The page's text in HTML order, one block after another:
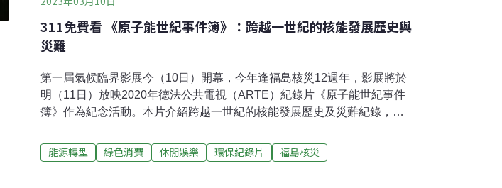
311免費看 《原子能世紀事件簿》：跨越一世紀的核能發展歷史與
災難
第一屆氣候臨界影展今（10日）開幕，今年逢福島核災12週年，影展將於
明（11日）放映2020年德法公共電視（ARTE）紀錄片《原子能世紀事件
簿》作為紀念活動。本片介紹跨越一世紀的核能發展歷史及災難紀錄，也
影」邁入十週年，今年轉型為我國首屆規模最大的氣候變遷主題影展「氣
候臨界影展」（Climate Tipping Point Film Festival），將在3月10日開
能源轉型 綠色消費 休閒娛樂 環保紀錄片 福島核災